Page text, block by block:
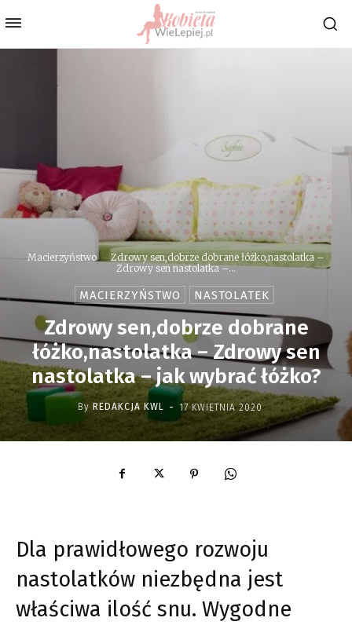
Macierzyństwo
Zdrowy sen,dobrze dobrane łóżko,nastolatka –
Zdrowy sen nastolatka –...
MACIERZYŃSTWO NASTOLATEK
Zdrowy sen,dobrze dobrane
łóżko,nastolatka – Zdrowy sen
nastolatka – jak wybrać łóżko?
By REDAKCJA KWL - 17 KWIETNIA 2020
Dla prawidłowego rozwoju
nastolatków niezbędna jest
właściwa ilość snu. Wygodne